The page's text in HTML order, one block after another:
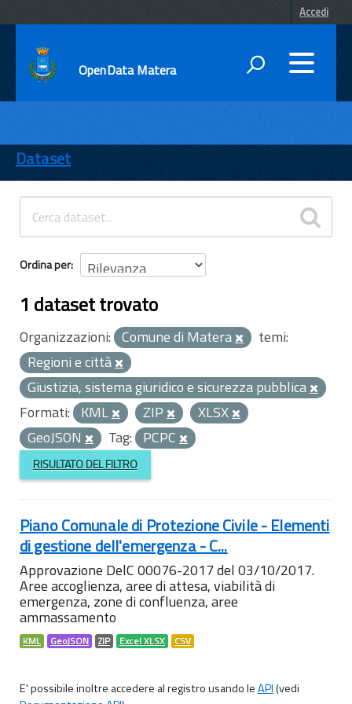
Accedi
OpenData Matera
ENTI
TEMI
INFORMAZIONI
Dataset
Ordina per
1 dataset trovato
Organizzazioni: Comune di Matera
temi:
Regioni e città
Giustizia, sistema giuridico e sicurezza pubblica
Formati: KML ZIP
XLSX
GeoJSON
Tag: PCPC
RISULTATO DEL FILTRO
Piano Comunale di Protezione Civile - Elementi
di gestione dell'emergenza - C...
Approvazione DelC 00076-2017 del 03/10/2017.
Aree accoglienza, aree di attesa, viabilità di
emergenza, zone di confluenza, aree
ammassamento
KML GeoJSON ZIP Excel XLSX CSV
E' possibile inoltre accedere al registro usando leAPI(vedi